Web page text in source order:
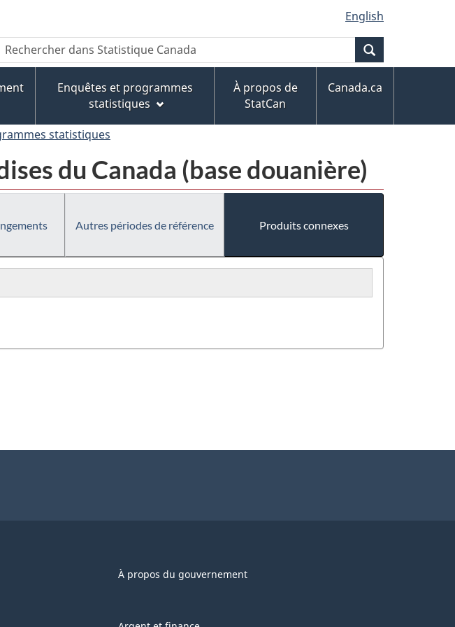
English
Recherche
Rechercher
Enquêtes et programmes
statistiques
À propos de
StatCan
Canada.ca
statistiques
du Canada (base douanière)
Autres périodes de référence Produits connexes
À propos du gouvernement